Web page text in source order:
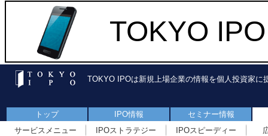
TOKYO
TOKYO IPOは新規上場企業の情報を個人投資家に
トップ IPO情報
セミナー情報
サービスメニュー
IPOストラテジー IPOスピーディー